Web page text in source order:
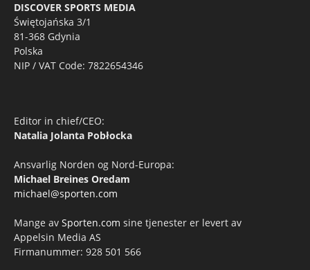
DISCOVER SPORTS MEDIA
Świętojańska 3/1
81-368 Gdynia
Polska
NIP / VAT Code: 7822654346
Editor in chief/CEO:
Natalia Jolanta Pobłocka
Ansvarlig Norden og Nord-Europa:
Michael Breines Oredam
michael@sporten.com
Mange av Sporten.com sine tjenester er levert av
Appelsin Media AS
Firmanummer: 928 501 566